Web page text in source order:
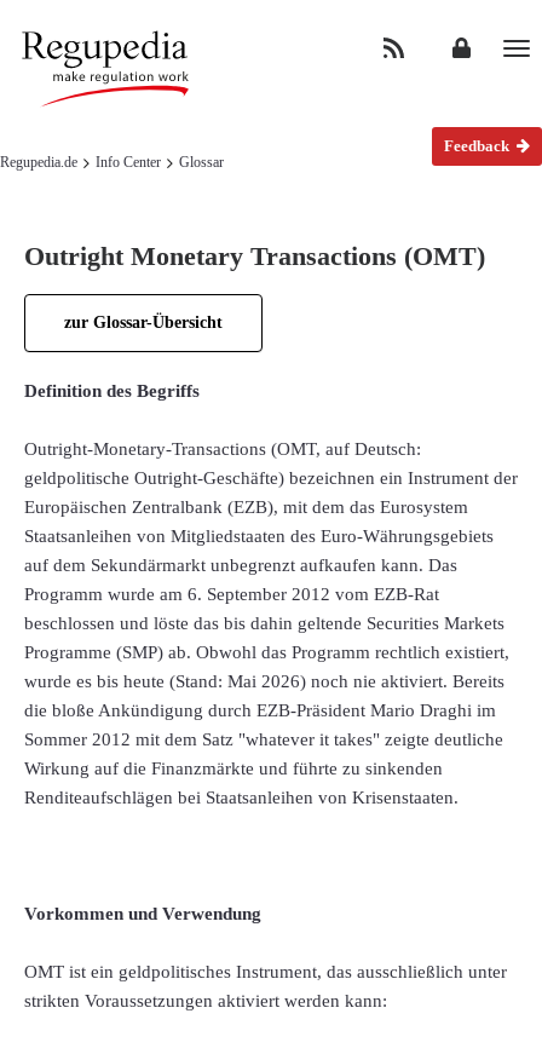
Regupedia.de Info Center Glossar
Feedback
Outright Monetary Transactions (OMT)
zur Glossar-Übersicht
Definition des Begriffs
Outright-Monetary-Transactions (OMT, auf Deutsch:
geldpolitische Outright-Geschäfte) bezeichnen ein Instrument der
Europäischen Zentralbank (EZB), mit dem das Eurosystem
Staatsanleihen von Mitgliedstaaten des Euro-Währungsgebiets
auf dem Sekundärmarkt unbegrenzt aufkaufen kann. Das
Programm wurde am 6. September 2012 vom EZB-Rat
beschlossen und löste das bis dahin geltende Securities Markets
Programme (SMP) ab. Obwohl das Programm rechtlich existiert,
wurde es bis heute (Stand: Mai 2026) noch nie aktiviert. Bereits
die bloße Ankündigung durch EZB-Präsident Mario Draghi im
Sommer 2012 mit dem Satz "whatever it takes" zeigte deutliche
Wirkung auf die Finanzmärkte und führte zu sinkenden
Renditeaufschlägen bei Staatsanleihen von Krisenstaaten.
Vorkommen und Verwendung
OMT ist ein geldpolitisches Instrument, das ausschließlich unter
strikten Voraussetzungen aktiviert werden kann: